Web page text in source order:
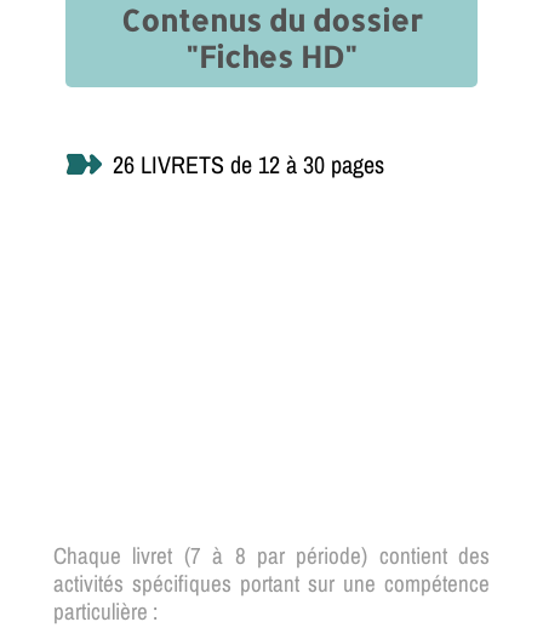
Contenus du dossier
"Fiches HD"
26 LIVRETS de 12 à 30 pages
Chaque livret (7 à 8 par période) contient des
activités spécifiques portant sur une compétence
particulière :